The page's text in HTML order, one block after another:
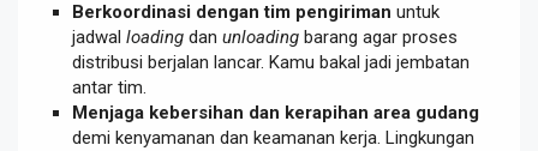
Berkoordinasi dengan tim pengiriman untuk
jadwal loading dan unloading barang agar proses
distribusi berjalan lancar. Kamu bakal jadi jembatan
antar tim.
Menjaga kebersihan dan kerapihan area gudang
demi kenyamanan dan keamanan kerja. Lingkungan